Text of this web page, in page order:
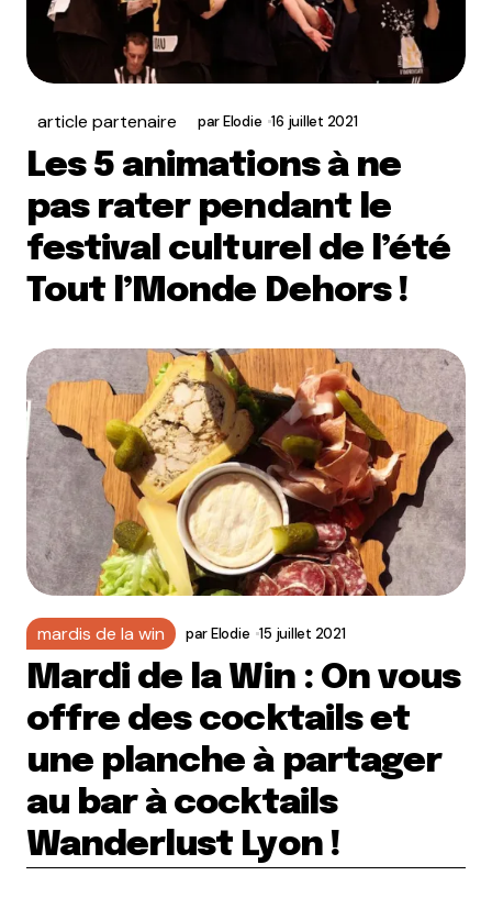
article partenaire parElodie 16 juillet 2021
Les 5 animations à ne
pas rater pendant le
festival culturel de l’été
Tout l’Monde Dehors !
mardis de la win parElodie 15 juillet 2021
Mardi de la Win : On vous
offre des cocktails et
une planche à partager
au bar à cocktails
Wanderlust Lyon !